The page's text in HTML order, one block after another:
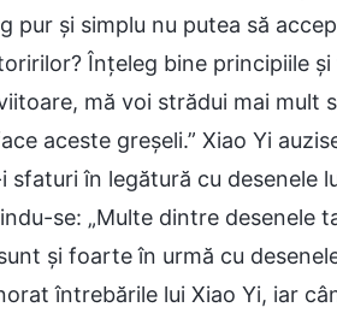
pur și simplu nu putea să
Înțeleg bine principiile
mă voi strădui mai mult
aceste greșeli.” Xiao Yi
sfaturi în legătură cu desenele
se: „Multe dintre desenele
și foarte în urmă cu
întrebările lui Xiao Yi, iar